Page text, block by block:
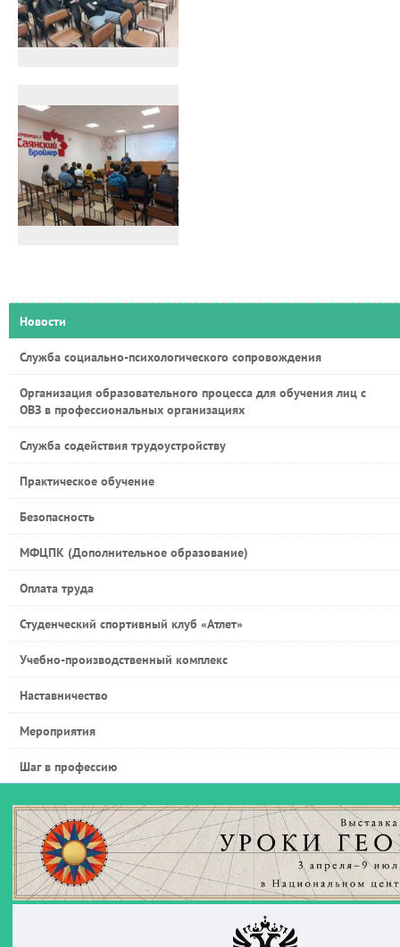
Новости
Служба социально-психологического сопровождения
Организация образовательного процесса для обучения лиц с
ОВЗ в профессиональных организациях
Служба содействия трудоустройству
Практическое обучение
Безопасность
МФЦПК (Дополнительное образование)
Оплата труда
Студенческий спортивный клуб «Атлет»
Учебно-производственный комплекс
Наставничество
Мероприятия
Шаг в профессию